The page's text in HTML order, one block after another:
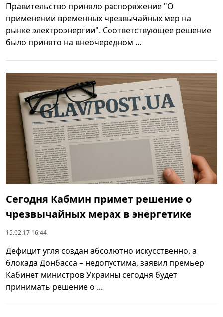
Правительство приняло распоряжение "О
применении временных чрезвычайных мер на
рынке электроэнергии". Соответствующее решение
было принято на внеочередном ...
Сегодня Кабмин примет решение о
чрезвычайных мерах в энергетике
15.02.17 16:44
Дефицит угля создан абсолютно искусственно, а
блокада Донбасса – недопустима, заявил премьер
Кабинет министров Украины сегодня будет
принимать решение о ...